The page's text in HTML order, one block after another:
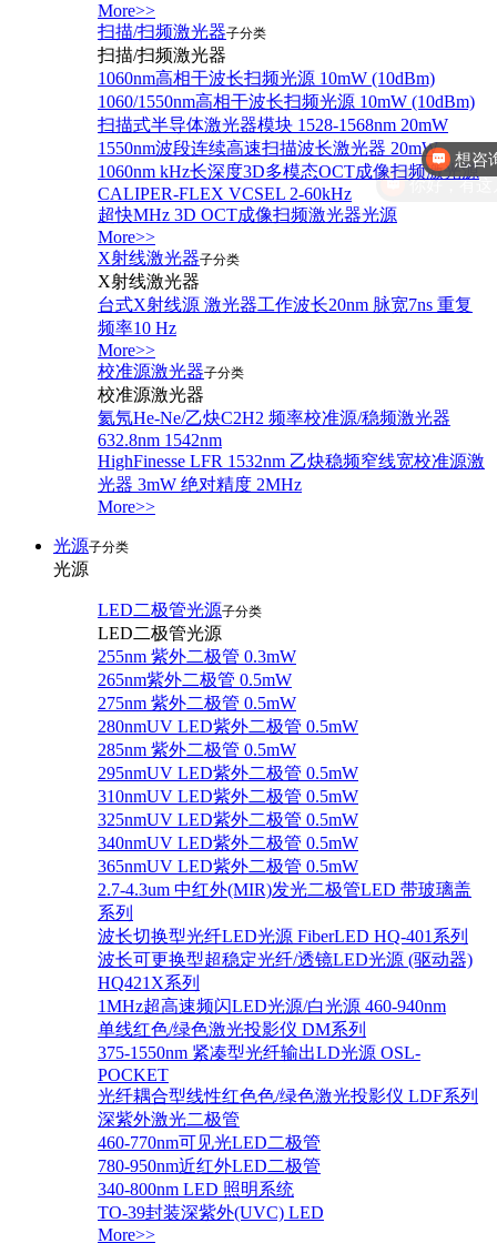
More>>
扫描/扫频激光器子分类
扫描/扫频激光器
1060nm高相干波长扫频光源 10mW (10dBm)
1060/1550nm高相干波长扫频光源 10mW (10dBm)
扫描式半导体激光器模块 1528-1568nm 20mW
1550nm波段连续高速扫描波长激光器 20mW
1060nm kHz长深度3D多模态OCT成像扫频激光源
CALIPER-FLEX VCSEL 2-60kHz
超快MHz 3D OCT成像扫频激光器光源
More>>
X射线激光器子分类
X射线激光器
台式X射线源 激光器工作波长20nm 脉宽7ns 重复
频率10 Hz
More>>
校准源激光器子分类
校准源激光器
氦氖He-Ne/乙炔C2H2 频率校准源/稳频激光器
632.8nm 1542nm
HighFinesse LFR 1532nm 乙炔稳频窄线宽校准源激
光器 3mW 绝对精度 2MHz
More>>
光源子分类
光源
LED二极管光源子分类
LED二极管光源
255nm 紫外二极管 0.3mW
265nm紫外二极管 0.5mW
275nm 紫外二极管 0.5mW
280nmUV LED紫外二极管 0.5mW
285nm 紫外二极管 0.5mW
295nmUV LED紫外二极管 0.5mW
310nmUV LED紫外二极管 0.5mW
325nmUV LED紫外二极管 0.5mW
340nmUV LED紫外二极管 0.5mW
365nmUV LED紫外二极管 0.5mW
2.7-4.3um 中红外(MIR)发光二极管LED 带玻璃盖
系列
波长切换型光纤LED光源 FiberLED HQ-401系列
波长可更换型超稳定光纤/透镜LED光源 (驱动器)
HQ421X系列
1MHz超高速频闪LED光源/白光源 460-940nm
单线红色/绿色激光投影仪 DM系列
375-1550nm 紧凑型光纤输出LD光源 OSL-
POCKET
光纤耦合型线性红色色/绿色激光投影仪 LDF系列
深紫外激光二极管
460-770nm可见光LED二极管
780-950nm近红外LED二极管
340-800nm LED 照明系统
TO-39封装深紫外(UVC) LED
More>>
你好，有